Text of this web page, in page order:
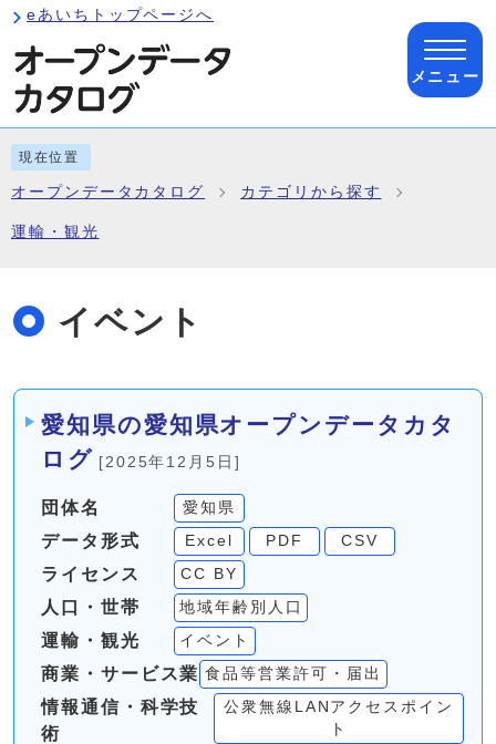
ページの先頭です
eあいちトップページへ
メニュー
ここから本文です
現在位置
オープンデータカタログ カテゴリから探す
運輸・観光
イベント
メインメニュー
愛知県の愛知県オープンデータカタ
ログ [2025年12月5日]
団体名 愛知県
データ形式 Excel PDF CSV
ライセンス CC BY
人口・世帯 地域年齢別人口
運輸・観光 イベント
商業・サービス業 食品等営業許可・届出
情報通信・科学技
術
公衆無線LANアクセスポイン
ト